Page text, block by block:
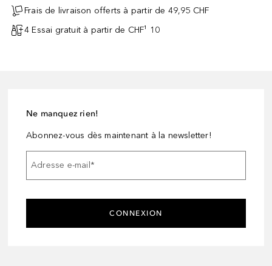
Frais de livraison offerts à partir de 49,95 CHF
4 Essai gratuit à partir de CHF¹ 10
Ne manquez rien!
Abonnez-vous dès maintenant à la newsletter!
Adresse e-mail*
CONNEXION